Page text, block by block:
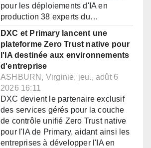
pour les déploiements d'IA en
production 38 experts du…
DXC et Primary lancent une
plateforme Zero Trust native pour
l'IA destinée aux environnements
d'entreprise
ASHBURN, Virginie, jeu., août 6
2026 16:11
DXC devient le partenaire exclusif
des services gérés pour la couche
de contrôle unifié Zero Trust native
pour l'IA de Primary, aidant ainsi les
entreprises à développer l'IA en